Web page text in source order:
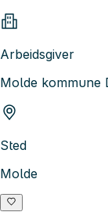
Arbeidsgiver
Molde kommune
Sted
Molde